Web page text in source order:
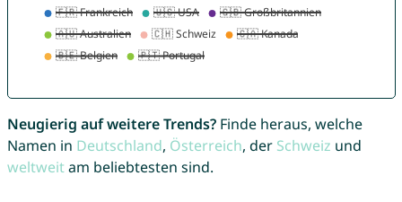
Neugierig auf weitere Trends?Finde heraus, welche
Namen in Deutschland, Österreich, der Schweiz und
weltweitam beliebtesten sind.